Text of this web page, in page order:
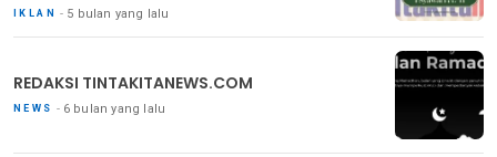
IKLAN 5 bulan yang lalu
REDAKSI TINTAKITANEWS.COM
NEWS 6 bulan yang lalu